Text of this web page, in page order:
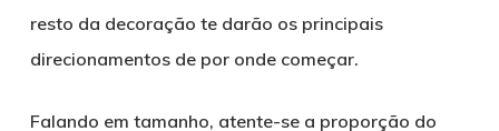
resto da decoração te darão os principais
direcionamentos de por onde começar.
Falando em tamanho, atente-se a proporção do